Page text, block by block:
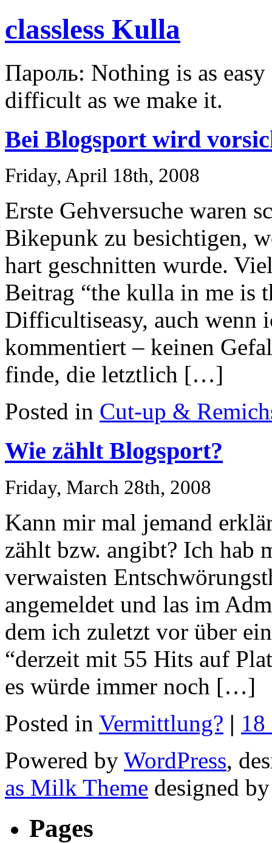
classless Kulla
Пароль: Nothing is as
difficult as we make it.
Bei Blogsport wird
Friday, April 18th, 2008
Erste Gehversuche waren
Bikepunk zu besichtigen,
hart geschnitten wurde.
Beitrag “the kulla in me is
Difficultiseasy, auch wenn
kommentiert – keinen
finde, die letztlich […]
Posted in Cut-up &
Wie zählt Blogsport?
Friday, March 28th, 2008
Kann mir mal jemand
zählt bzw. angibt? Ich hab
verwaisten
angemeldet und las im
dem ich zuletzt vor über
“derzeit mit 55 Hits auf
es würde immer noch […]
Posted in Vermittlung? | 18
Powered by WordPress,
as Milk Theme designed
Pages